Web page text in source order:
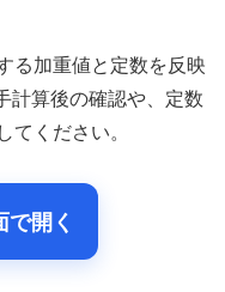
る加重値と定数を反映
計算後の確認や、定数
ください。
開く